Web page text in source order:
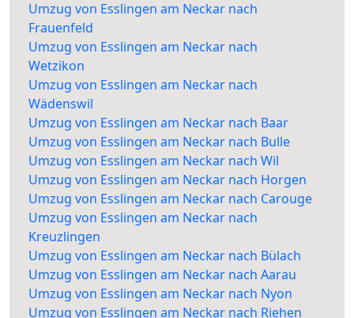
Umzug von Esslingen am Neckar nach
Frauenfeld
Umzug von Esslingen am Neckar nach
Wetzikon
Umzug von Esslingen am Neckar nach
Wädenswil
Umzug von Esslingen am Neckar nach Baar
Umzug von Esslingen am Neckar nach Bulle
Umzug von Esslingen am Neckar nach Wil
Umzug von Esslingen am Neckar nach Horgen
Umzug von Esslingen am Neckar nach Carouge
Umzug von Esslingen am Neckar nach
Kreuzlingen
Umzug von Esslingen am Neckar nach Bülach
Umzug von Esslingen am Neckar nach Aarau
Umzug von Esslingen am Neckar nach Nyon
Umzug von Esslingen am Neckar nach Riehen